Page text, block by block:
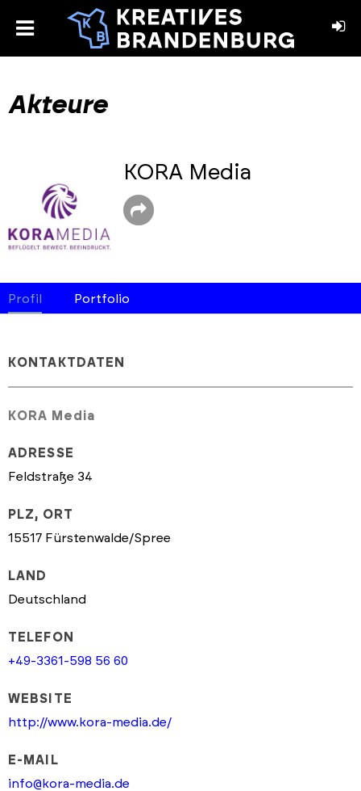
toggle
Akteure
KORA Media
Profil Portfolio
KONTAKTDATEN
KORA Media
ADRESSE
Feldstraße 34
PLZ, ORT
15517 Fürstenwalde/Spree
LAND
Deutschland
TELEFON
+49-3361-598 56 60
WEBSITE
http://www.kora-media.de/
E-MAIL
info@kora-media.de